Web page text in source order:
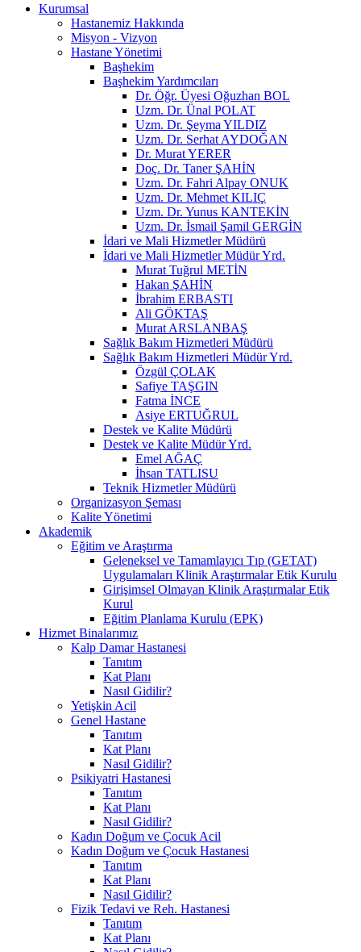
Kurumsal
Hastanemiz Hakkında
Misyon - Vizyon
Hastane Yönetimi
Başhekim
Başhekim Yardımcıları
Dr. Öğr. Üyesi Oğuzhan BOL
Uzm. Dr. Ünal POLAT
Uzm. Dr. Şeyma YILDIZ
Uzm. Dr. Serhat AYDOĞAN
Dr. Murat YERER
Doç. Dr. Taner ŞAHİN
Uzm. Dr. Fahri Alpay ONUK
Uzm. Dr. Mehmet KILIÇ
Uzm. Dr. Yunus KANTEKİN
Uzm. Dr. İsmail Şamil GERGİN
İdari ve Mali Hizmetler Müdürü
İdari ve Mali Hizmetler Müdür Yrd.
Murat Tuğrul METİN
Hakan ŞAHİN
İbrahim ERBASTI
Ali GÖKTAŞ
Murat ARSLANBAŞ
Sağlık Bakım Hizmetleri Müdürü
Sağlık Bakım Hizmetleri Müdür Yrd.
Özgül ÇOLAK
Safiye TAŞGIN
Fatma İNCE
Asiye ERTUĞRUL
Destek ve Kalite Müdürü
Destek ve Kalite Müdür Yrd.
Emel AĞAÇ
İhsan TATLISU
Teknik Hizmetler Müdürü
Organizasyon Şeması
Kalite Yönetimi
Akademik
Eğitim ve Araştırma
Geleneksel ve Tamamlayıcı Tıp (GETAT)
Uygulamaları Klinik Araştırmalar Etik Kurulu
Girişimsel Olmayan Klinik Araştırmalar Etik
Kurul
Eğitim Planlama Kurulu (EPK)
Hizmet Binalarımız
Kalp Damar Hastanesi
Tanıtım
Kat Planı
Nasıl Gidilir?
Yetişkin Acil
Genel Hastane
Tanıtım
Kat Planı
Nasıl Gidilir?
Psikiyatri Hastanesi
Tanıtım
Kat Planı
Nasıl Gidilir?
Kadın Doğum ve Çocuk Acil
Kadın Doğum ve Çocuk Hastanesi
Tanıtım
Kat Planı
Nasıl Gidilir?
Fizik Tedavi ve Reh. Hastanesi
Tanıtım
Kat Planı